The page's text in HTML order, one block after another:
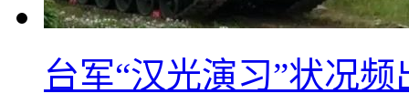
台军“汉光演习”状况